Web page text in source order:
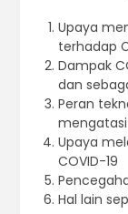
Upaya
terhadap
Dampak
dan
Peran
mengatasi
Upaya
COVID-19
Hal lain